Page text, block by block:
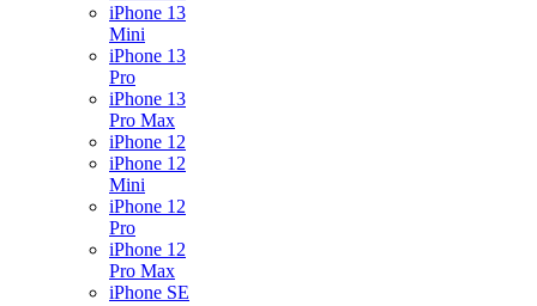
iPhone 13
Mini
iPhone 13
Pro
iPhone 13
Pro Max
iPhone 12
iPhone 12
Mini
iPhone 12
Pro
iPhone 12
Pro Max
iPhone SE